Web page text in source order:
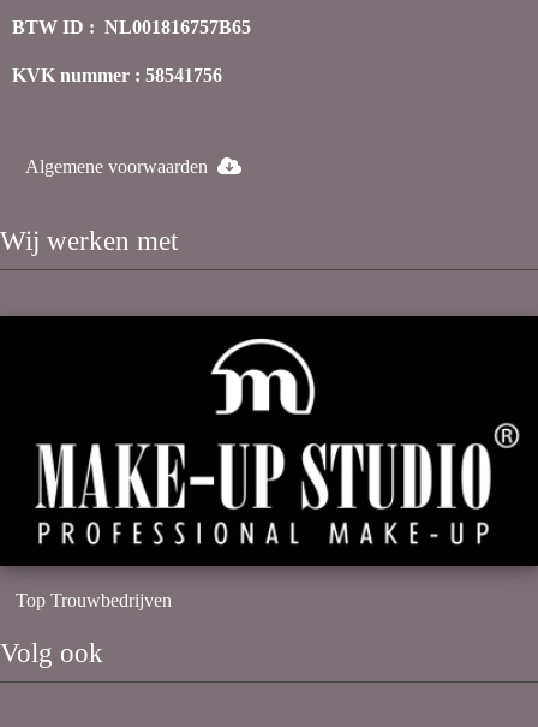
BTW ID : NL001816757B65
KVK nummer : 58541756
Algemene voorwaarden
Wij werken met
Top Trouwbedrijven
Volg ook